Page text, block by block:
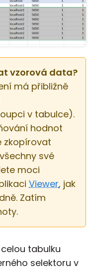
vzorová data?
má přibližně
v tabulce).
hodnot
zkopírovat
své
moci
Viewer, jak
Zatím
tabulku
selektoru v